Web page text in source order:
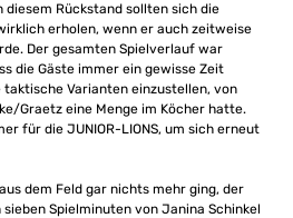
diesem Rückstand sollten sich die
erholen, wenn er auch zeitweise
Der gesamten Spielverlauf war
die Gäste immer ein gewisse Zeit
Varianten einzustellen, von
Graetz eine Menge im Köcher hatte.
für die JUNIOR-LIONS, um sich erneut
dem Feld gar nichts mehr ging, der
Spielminuten von Janina Schinkel